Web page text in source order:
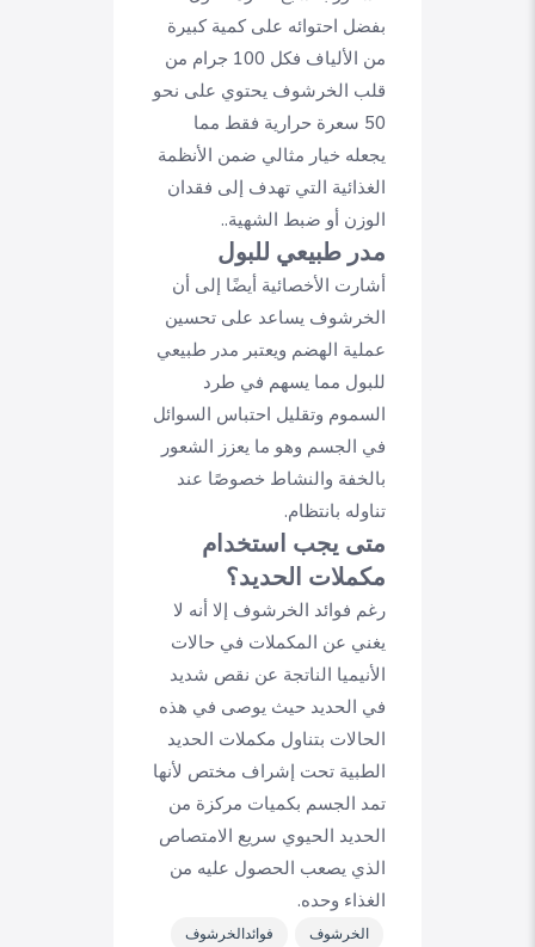
بفضل احتوائه على كمية كبيرة
من الألياف فكل 100 جرام من
قلب الخرشوف يحتوي على نحو
50 سعرة حرارية فقط مما
يجعله خيار مثالي ضمن الأنظمة
الغذائية التي تهدف إلى فقدان
الوزن أو ضبط الشهية..
مدر طبيعي للبول
أشارت الأخصائية أيضًا إلى أن
الخرشوف يساعد على تحسين
عملية الهضم ويعتبر مدر طبيعي
للبول مما يسهم في طرد
السموم وتقليل احتباس السوائل
في الجسم وهو ما يعزز الشعور
بالخفة والنشاط خصوصًا عند
تناوله بانتظام.
متى يجب استخدام
مكملات الحديد؟
رغم فوائد الخرشوف إلا أنه لا
يغني عن المكملات في حالات
الأنيميا الناتجة عن نقص شديد
في الحديد حيث يوصى في هذه
الحالات بتناول مكملات الحديد
الطبية تحت إشراف مختص لأنها
تمد الجسم بكميات مركزة من
الحديد الحيوي سريع الامتصاص
الذي يصعب الحصول عليه من
الغذاء وحده.
الخرشوف
فوائدالخرشوف